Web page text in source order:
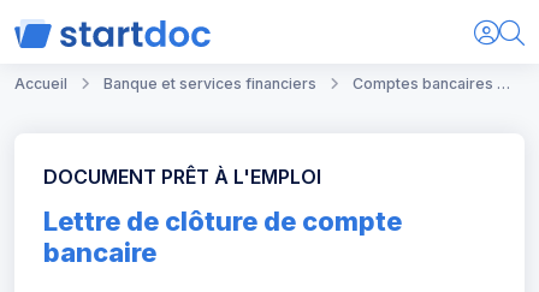
Accueil Banque et services financiers Comptes bancaires
DOCUMENT PRÊT À L'EMPLOI
Lettre de clôture de compte
bancaire